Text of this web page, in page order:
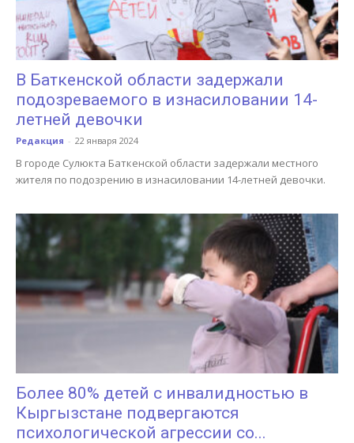
В Баткенской области задержали
подозреваемого в изнасиловании 14-
летней девочки
Редакция - 22 января 2024
В городе Сулюкта Баткенской области задержали местного
жителя по подозрению в изнасиловании 14-летней девочки.
Более 80% детей с инвалидностью в
Кыргызстане подвергаются
психологической агрессии со...